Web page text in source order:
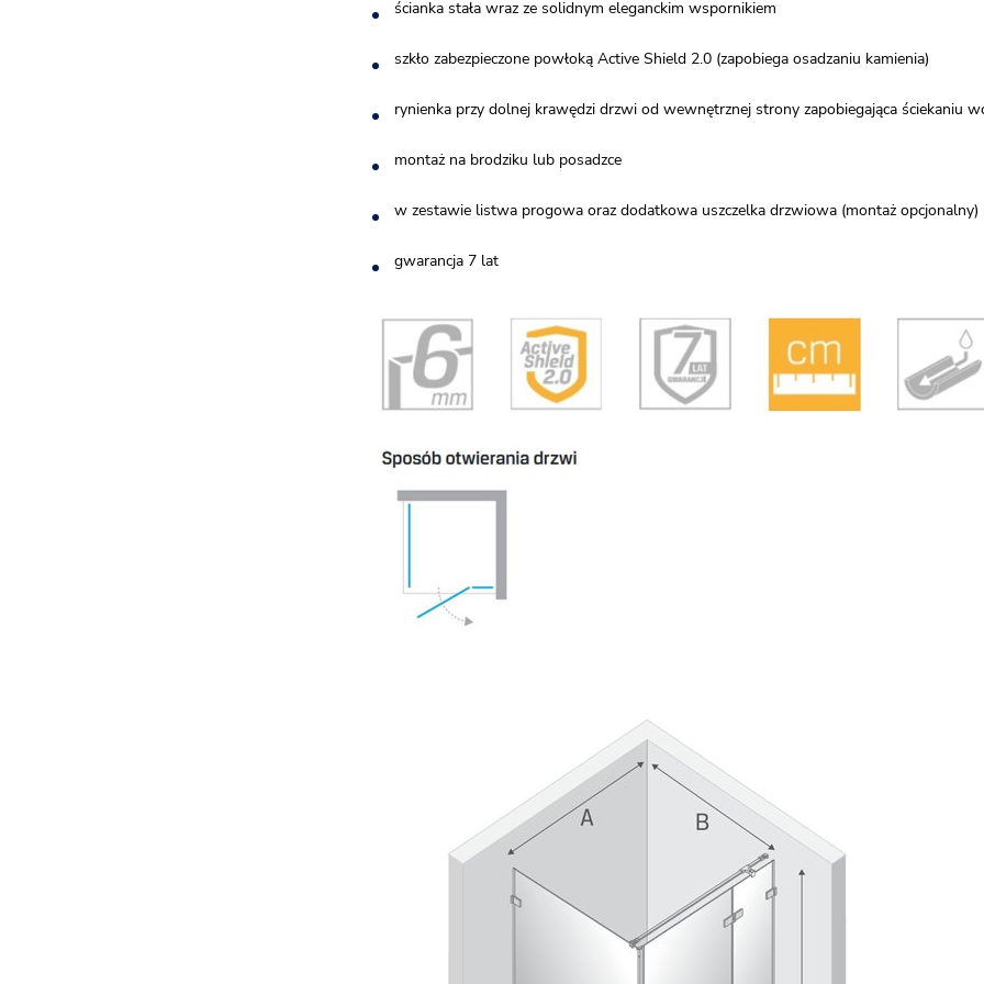
ścianka stała wraz ze solidnym eleganckim wspornikiem
szkło zabezpieczone powłoką Active Shield 2.0 (zapobiega osadzaniu kamienia)
rynienka przy dolnej krawędzi drzwi od wewnętrznej strony zapobiegająca ściekaniu
montaż na brodziku lub posadzce
w zestawie listwa progowa oraz dodatkowa uszczelka drzwiowa (montaż opcjonalny)
gwarancja 7 lat